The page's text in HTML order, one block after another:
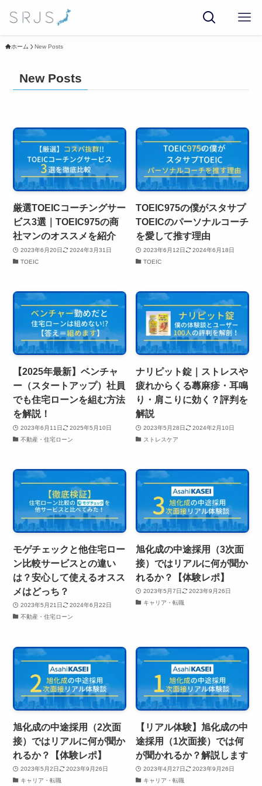
ホーム New Posts
New Posts
厳選TOEICコーチングサー
ビス3選｜TOEIC975の商
社マンのオススメを紹介
2023年6月20日
2024年3月31日
TOEIC
TOEIC975の僕がスタサプ
TOEICのパーソナルコーチ
を愛して推す理由
2023年6月12日
2024年6月18日
TOEIC
【2025年最新】ベンチャ
ー（スタートアップ）社員
でも住宅ローンを組む方法
を解説！
2023年6月11日
2025年5月10日
不動産・住宅ローン
ナリピット錠｜ストレスや
疲れからくる蕁麻疹・耳鳴
り・肩こりに効く？評判を
解説
2023年5月28日
2024年2月10日
ストレスケア
モゲチェックと他住宅ロー
ン比較サービスとの違い
は？安心して使えるオスス
メはどっち？
2023年5月21日
2024年6月22日
不動産・住宅ローン
旭化成の中途採用（3次面
接）ではリアルに何が聞か
れるか？【体験レポ】
2023年5月7日
2023年9月26日
キャリア・転職
旭化成の中途採用（2次面
接）ではリアルに何が聞か
れるか？【体験レポ】
2023年5月2日
2023年9月26日
キャリア・転職
【リアル体験】旭化成の中
途採用（1次面接）では何
が聞かれるか？解説します
2023年4月27日
2023年9月26日
キャリア・転職